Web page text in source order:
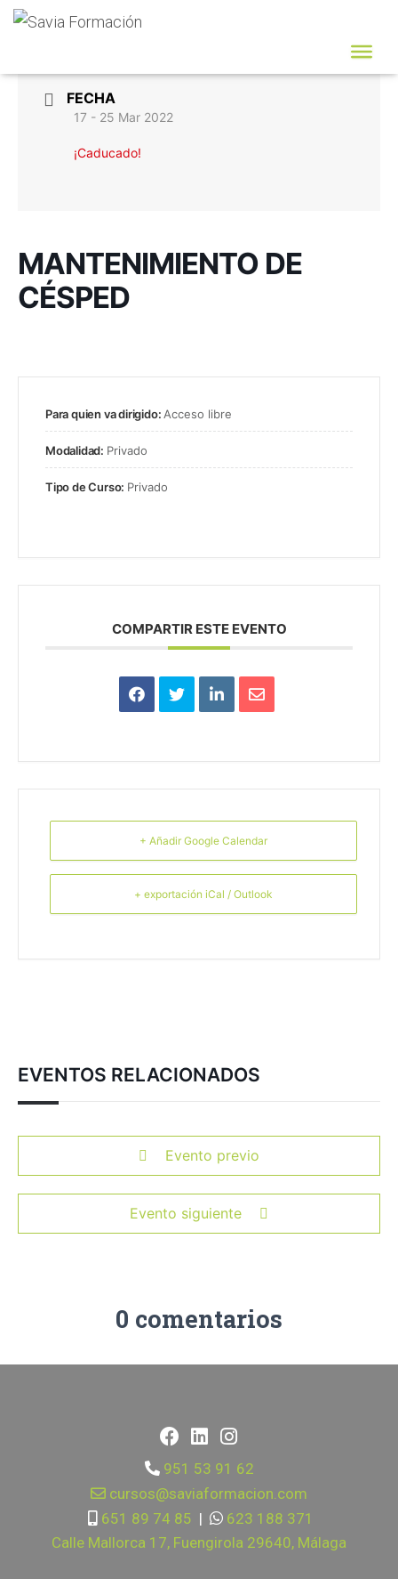
FECHA
17 - 25 Mar 2022
¡Caducado!
MANTENIMIENTO DE
CÉSPED
Para quien va dirigido: Acceso libre
Modalidad: Privado
Tipo de Curso: Privado
COMPARTIR ESTE EVENTO
+ Añadir Google Calendar
+ exportación iCal / Outlook
EVENTOS RELACIONADOS
Evento previo
Evento siguiente
0 comentarios
951 53 91 62
cursos@saviaformacion.com
651 89 74 85 |
623 188 371
Calle Mallorca 17, Fuengirola 29640, Málaga